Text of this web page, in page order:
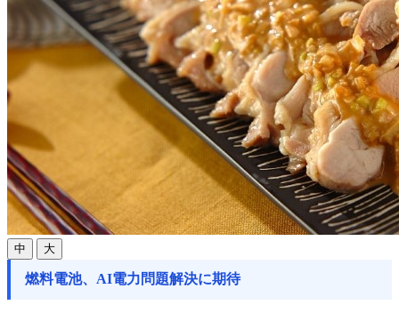
中 大
燃料電池、AI電力問題解決に期待